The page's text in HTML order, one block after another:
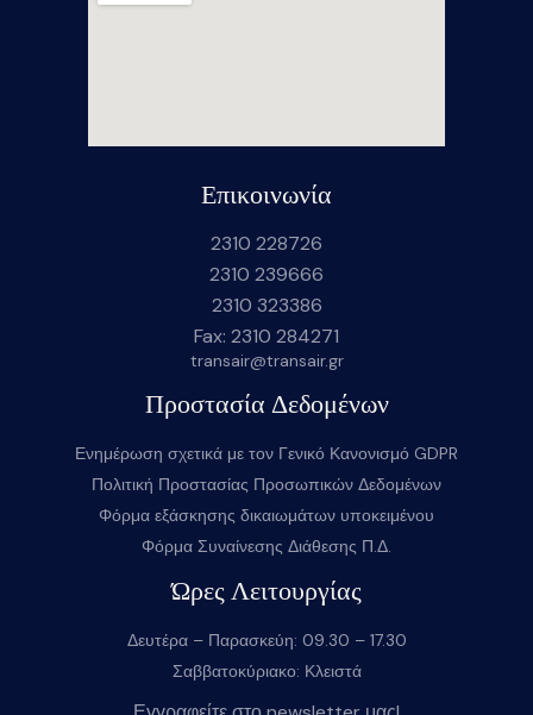
Επικοινωνία
2310 228726
2310 239666
2310 323386
Fax: 2310 284271
transair@transair.gr
Προστασία Δεδομένων
Ενημέρωση σχετικά με τον Γενικό Κανονισμό GDPR
Πολιτική Προστασίας Προσωπικών Δεδομένων
Φόρμα εξάσκησης δικαιωμάτων υποκειμένου
Φόρμα Συναίνεσης Διάθεσης Π.Δ.
Ώρες Λειτουργίας
Δευτέρα – Παρασκεύη: 09.30 – 17.30
Σαββατοκύριακο: Κλειστά